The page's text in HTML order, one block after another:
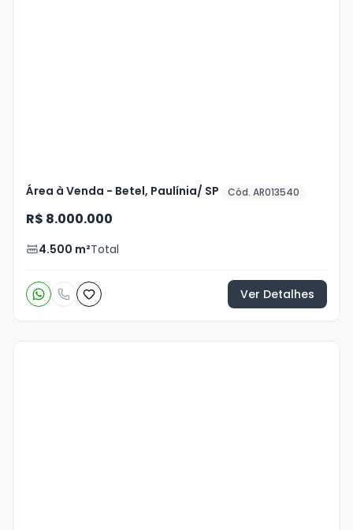
Área à Venda - Betel, Paulínia/ SP Cód. AR013540
R$ 8.000.000
4.500 m²Total
Ver Detalhes